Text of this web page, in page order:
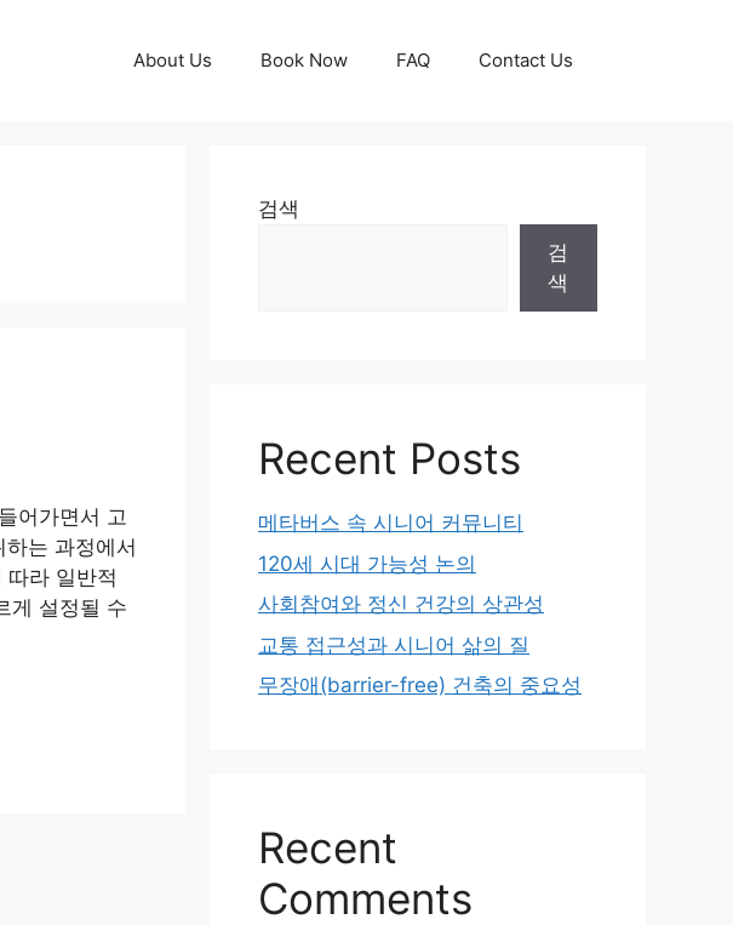
About Us Book Now FAQ Contact Us
어가면서 고
는 과정에서
따라 일반적
게 설정될 수
검색
검
색
Recent Posts
메타버스 속 시니어 커뮤니티
120세 시대 가능성 논의
사회참여와 정신 건강의 상관성
교통 접근성과 시니어 삶의 질
무장애(barrier-free) 건축의 중요성
Recent
Comments